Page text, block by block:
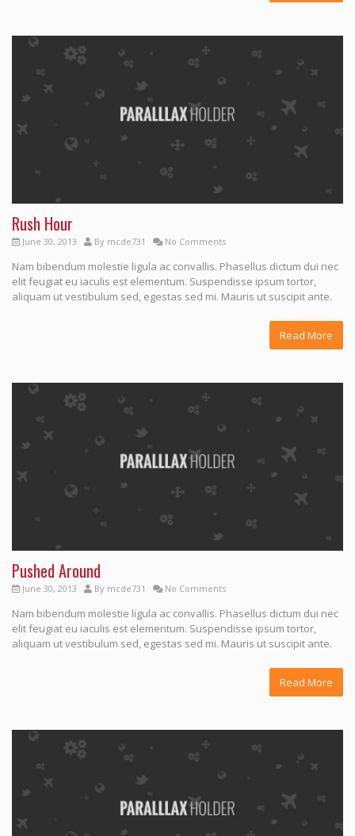
Rush Hour
June 30, 2013 By mcde731 No Comments
Nam bibendum molestie ligula ac convallis. Phasellus dictum dui nec
elit feugiat eu iaculis est elementum. Suspendisse ipsum tortor,
aliquam ut vestibulum sed, egestas sed mi. Mauris ut suscipit ante.
Read More
Pushed Around
June 30, 2013 By mcde731 No Comments
Nam bibendum molestie ligula ac convallis. Phasellus dictum dui nec
elit feugiat eu iaculis est elementum. Suspendisse ipsum tortor,
aliquam ut vestibulum sed, egestas sed mi. Mauris ut suscipit ante.
Read More